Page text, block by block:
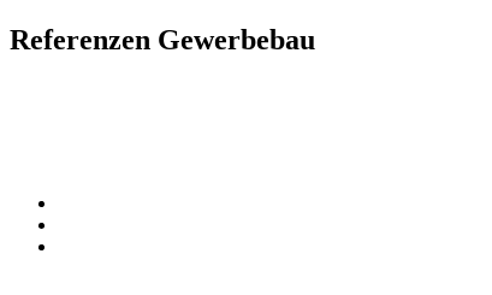
Referenzen Gewerbebau